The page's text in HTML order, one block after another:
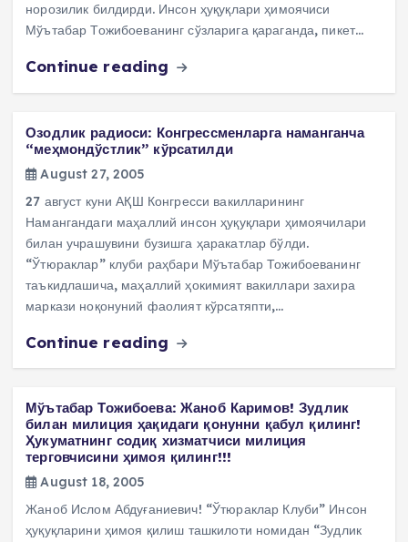
норозилик билдирди. Инсон ҳуқуқлари ҳимоячиси
Мўътабар Тожибоеванинг сўзларига қараганда, пикет…
Continue reading
Озодлик радиоси: Конгрессменларга наманганча
“меҳмондўстлик” кўрсатилди
August 27, 2005
27 август куни АҚШ Конгресси вакилларининг
Намангандаги маҳаллий инсон ҳуқуқлари ҳимоячилари
билан учрашувини бузишга ҳаракатлар бўлди.
“Ўтюраклар” клуби раҳбари Мўътабар Тожибоеванинг
таъкидлашича, маҳаллий ҳокимият вакиллари захира
маркази ноқонуний фаолият кўрсатяпти,…
Continue reading
Мўътабар Тожибоева: Жаноб Каримов! Зудлик
билан милиция ҳақидаги қонунни қабул қилинг!
Ҳукуматнинг содиқ хизматчиси милиция
терговчисини ҳимоя қилинг!!!
August 18, 2005
Жаноб Ислом Абдуғаниевич! “Ўтюраклар Клуби” Инсон
ҳуқуқларини ҳимоя қилиш ташкилоти номидан “Зудлик